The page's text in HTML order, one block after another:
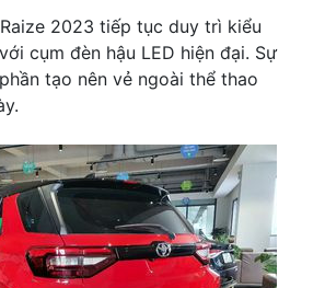
2023 tiếp tục duy trì kiểu
cụm đèn hậu LED hiện đại. Sự
tạo nên vẻ ngoài thể thao